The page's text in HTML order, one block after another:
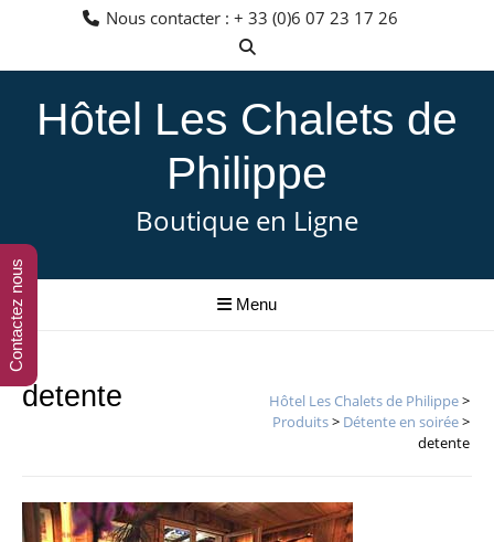
contenu
Nous contacter : + 33 (0)6 07 23 17 26
Hôtel Les Chalets de
Philippe
Boutique en Ligne
Menu
detente Hôtel Les Chalets de Philippe>
Produits> Détente en soirée>
detente
Contactez nous